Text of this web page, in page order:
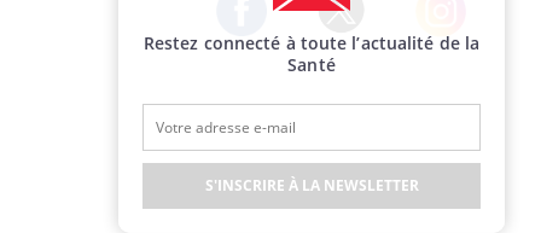
Facebook Twitter Instagram
Restez connecté à toute l’actualité de la
Santé
S'INSCRIRE À LA NEWSLETTER